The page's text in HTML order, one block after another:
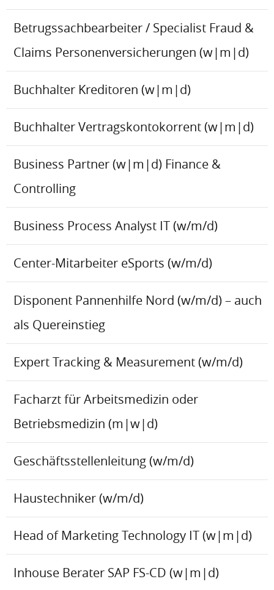
Betrugssachbearbeiter / Specialist Fraud &
Claims Personenversicherungen (w|m|d)
Buchhalter Kreditoren (w|m|d)
Buchhalter Vertragskontokorrent (w|m|d)
Business Partner (w|m|d) Finance &
Controlling
Business Process Analyst IT (w/m/d)
Center-Mitarbeiter eSports (w/m/d)
Disponent Pannenhilfe Nord (w/m/d) – auch
als Quereinstieg
Expert Tracking & Measurement (w/m/d)
Facharzt für Arbeitsmedizin oder
Betriebsmedizin (m|w|d)
Geschäftsstellenleitung (w/m/d)
Haustechniker (w/m/d)
Head of Marketing Technology IT (w|m|d)
Inhouse Berater SAP FS-CD (w|m|d)